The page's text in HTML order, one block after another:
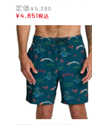
トランクス ヒーロー スタ
ル 7"ボレーショーツ
559-N001 26SP
¥ 5,390
¥4,851税込